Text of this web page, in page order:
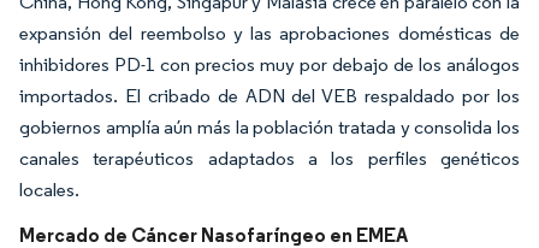
expansión del reembolso y las aprobaciones domésticas de
inhibidores PD-1 con precios muy por debajo de los análogos
importados. El cribado de ADN del VEB respaldado por los
gobiernos amplía aún más la población tratada y consolida los
canales terapéuticos adaptados a los perfiles genéticos
locales.
Mercado de Cáncer Nasofaríngeo en EMEA